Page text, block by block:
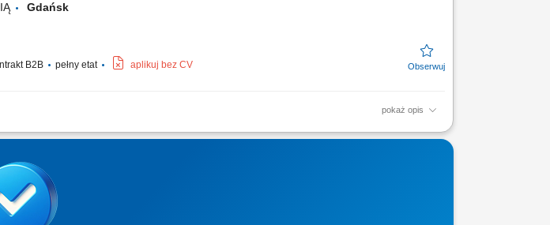
Gdańsk
B2B pełny etat aplikuj bez CV
pokaż opis
Nadzorowanie robót na sieciach nN/SN pod kątem dokumentacji, terminów oraz